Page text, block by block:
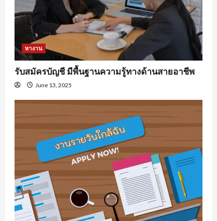
หางาน
รับสมัครบัญชี มีพื้นฐานความรู้ทางด้านสายอาชีพ
June 13, 2025